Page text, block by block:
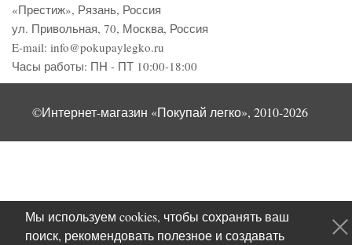
«Престиж», Рязань, Россия
ул. Привольная, 70, Москва, Россия
E-mail: info@pokupaylegko.ru
Часы работы: ПН - ПТ 10:00-18:00
©Интернет-магазин «Покупай легко», 2010-2026
Мы используем cookies, чтобы сохранять ваш
поиск, рекомендовать полезное и создавать